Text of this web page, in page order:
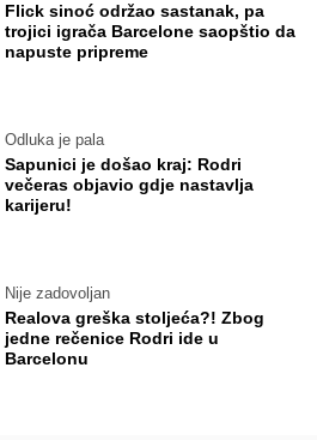
Flick sinoć održao sastanak, pa
trojici igrača Barcelone saopštio da
napuste pripreme
Odluka je pala
Sapunici je došao kraj: Rodri
večeras objavio gdje nastavlja
karijeru!
Nije zadovoljan
Realova greška stoljeća?! Zbog
jedne rečenice Rodri ide u
Barcelonu